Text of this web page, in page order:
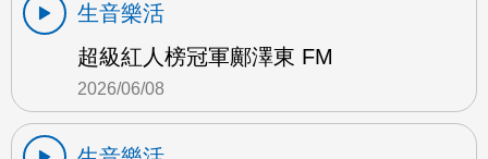
生音樂活
超級紅人榜冠軍鄺澤東 FM
2026/06/08